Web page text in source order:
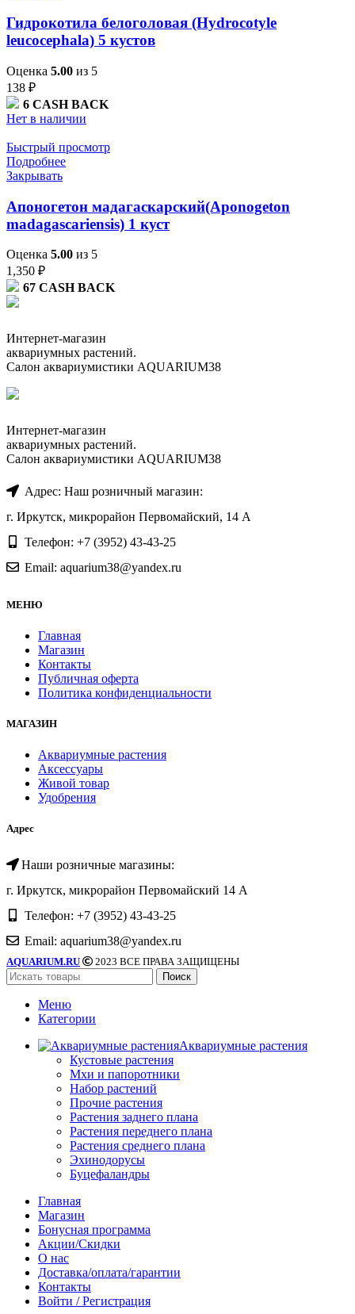
Гидрокотила белоголовая (Hydrocotyle
leucocephala) 5 кустов
Оценка 5.00 из 5
138 ₽
6 CASH BACK
Нет в наличии
Быстрый просмотр
Подробнее
Закрывать
Апоногетон мадагаскарский(Aponogeton
madagascariensis) 1 куст
Оценка 5.00 из 5
1,350 ₽
67 CASH BACK
Интернет-магазин
аквариумных растений.
Салон аквариумистики AQUARIUM38
Интернет-магазин
аквариумных растений.
Салон аквариумистики AQUARIUM38
Адрес: Наш розничный магазин:
г. Иркутск, микрорайон Первомайский, 14 А
Телефон: +7 (3952) 43-43-25
Email: aquarium38@yandex.ru
МЕНЮ
Главная
Магазин
Контакты
Публичная оферта
Политика конфиденциальности
МАГАЗИН
Аквариумные растения
Аксессуары
Живой товар
Удобрения
Адрес
Наши розничные магазины:
г. Иркутск, микрорайон Первомайский 14 А
Телефон: +7 (3952) 43-43-25
Email: aquarium38@yandex.ru
AQUARIUM.RU
2023 ВСЕ ПРАВА ЗАЩИЩЕНЫ
Поиск
Меню
Категории
Аквариумные растения
Кустовые растения
Мхи и папоротники
Набор растений
Прочие растения
Растения заднего плана
Растения переднего плана
Растения среднего плана
Эхинодорусы
Буцефаландры
Главная
Магазин
Бонусная программа
Акции/Скидки
О нас
Доставка/оплата/гарантии
Контакты
Войти / Регистрация